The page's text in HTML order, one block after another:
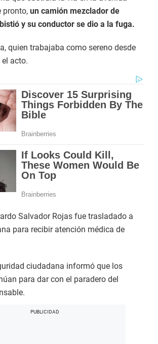
pronto, un camión mezclador de
y su conductor se dio a la fuga.
quien trabajaba como sereno desde
acto.
Salvador Rojas fue trasladado a
para recibir atención médica de
ciudadana informó que los
para dar con el paradero del